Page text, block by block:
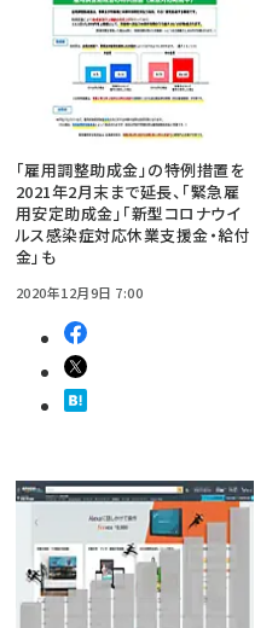
「雇用調整助成金」の特例措置を
2021年2月末まで延長、「緊急雇
用安定助成金」「新型コロナウイ
ルス感染症対応休業支援金・給付
金」も
2020年12月9日 7:00